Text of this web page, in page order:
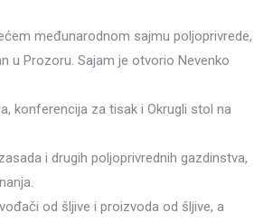
međunarodnom sajmu poljoprivrede,
u Prozoru. Sajam je otvorio Nevenko
konferencija za tisak i Okrugli stol na
i drugih poljoprivrednih gazdinstva,
od šljive i proizvoda od šljive, a